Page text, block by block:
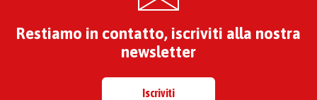
Restiamo in contatto, iscriviti alla nostra
newsletter
Iscriviti